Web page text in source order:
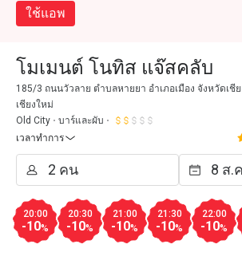
ใช้แอพ
โมเมนต์ โนทิส แจ๊สคลับ
185/3 ถนนวัวลาย ตำบลหายยา อำเภอเมือง จังหวัดเชี
เชียงใหม่
Old City
บาร์และผับ
เวลาทำการ
20:00
-10%
20:30
-10%
21:00
-10%
21:30
-10%
22:00
-10%